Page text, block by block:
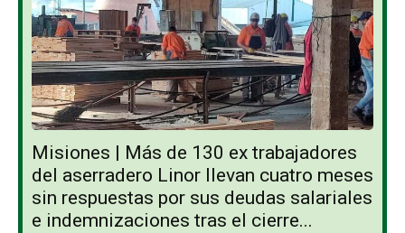
Misiones | Más de 130 ex trabajadores
del aserradero Linor llevan cuatro meses
sin respuestas por sus deudas salariales
e indemnizaciones tras el cierre...